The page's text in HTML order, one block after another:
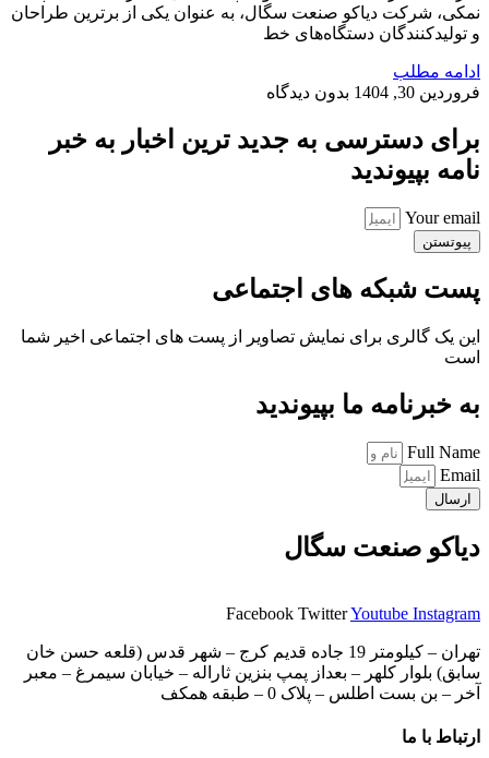
نمکی، شرکت دیاکو صنعت سگال، به عنوان یکی از برترین طراحان
و تولیدکنندگان دستگاه‌های خط
ادامه مطلب
فروردین 30, 1404
بدون دیدگاه
برای دسترسی به جدید ترین اخبار به خبر
نامه بپیوندید
Your email
پیوتستن
پست شبکه های اجتماعی
این یک گالری برای نمایش تصاویر از پست های اجتماعی اخیر شما
است
به خبرنامه ما بپیوندید
Full Name
Email
ارسال
دیاکو صنعت سگال
Facebook TwitterYoutube Instagram
تهران – کیلومتر 19 جاده قدیم کرج – شهر قدس (قلعه حسن خان
سابق) بلوار کلهر – بعداز پمپ بنزین ثاراله – خیابان سیمرغ – معبر
آخر – بن بست اطلس – پلاک 0 – طبقه همکف
ارتباط با ما